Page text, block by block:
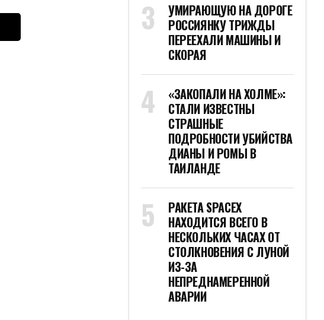
УМИРАЮЩУЮ НА ДОРОГЕ
РОССИЯНКУ ТРИЖДЫ
ПЕРЕЕХАЛИ МАШИНЫ И
СКОРАЯ
«ЗАКОПАЛИ НА ХОЛМЕ»:
СТАЛИ ИЗВЕСТНЫ
СТРАШНЫЕ
ПОДРОБНОСТИ УБИЙСТВА
ДИАНЫ И РОМЫ В
ТАИЛАНДЕ
РАКЕТА SPACEX
НАХОДИТСЯ ВСЕГО В
НЕСКОЛЬКИХ ЧАСАХ ОТ
СТОЛКНОВЕНИЯ С ЛУНОЙ
ИЗ-ЗА
НЕПРЕДНАМЕРЕННОЙ
АВАРИИ